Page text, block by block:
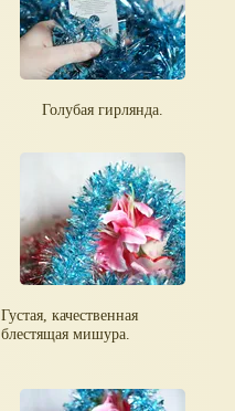
Голубая гирлянда.
Густая, качественная
блестящая мишура.